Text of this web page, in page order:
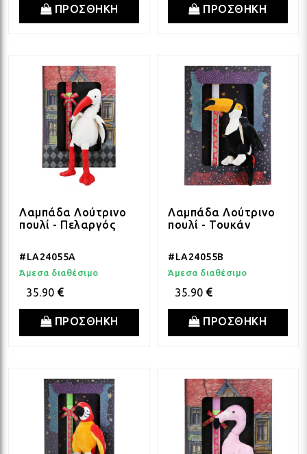
ΠΡΟΣΘΗΚΗ ΠΡΟΣΘΗΚΗ
Λαμπάδα Λούτρινο
πουλί - Πελαργός
#LA24055A
Άμεσα διαθέσιμο
35.90
ΠΡΟΣΘΗΚΗ
Λαμπάδα Λούτρινο
πουλί - Τουκάν
#LA24055B
Άμεσα διαθέσιμο
35.90
ΠΡΟΣΘΗΚΗ